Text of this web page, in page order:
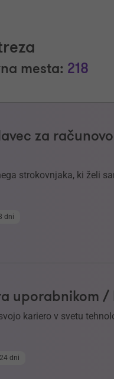
mesta: 218
za
strokovnjaka, ki želi
dni
uporabnikom /
kariero v svetu
dni